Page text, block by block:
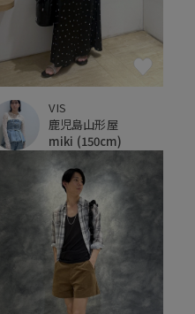
VIS
鹿児島山形屋
miki (150cm)